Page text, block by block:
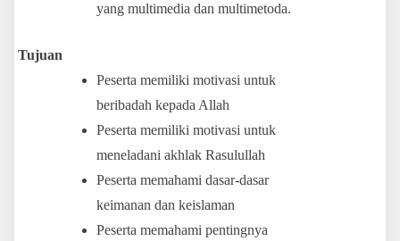
yang multimedia dan multimetoda.
Tujuan
Peserta memiliki motivasi untuk
beribadah kepada Allah
Peserta memiliki motivasi untuk
meneladani akhlak Rasulullah
Peserta memahami dasar-dasar
keimanan dan keislaman
Peserta memahami pentingnya